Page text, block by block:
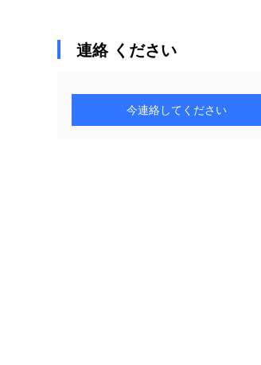
連絡 ください
今連絡してください